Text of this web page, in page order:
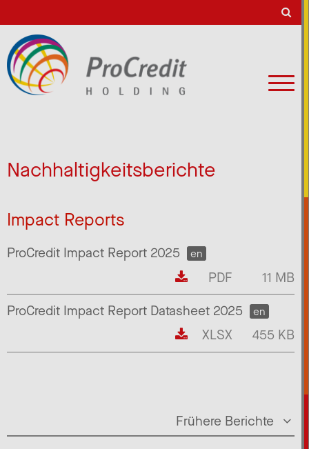
Nachhaltigkeitsberichte
Impact Reports
ProCredit Impact Report 2025 en
PDF
11 MB
ProCredit Impact Report Datasheet 2025
en
XLSX 455 KB
Frühere Berichte